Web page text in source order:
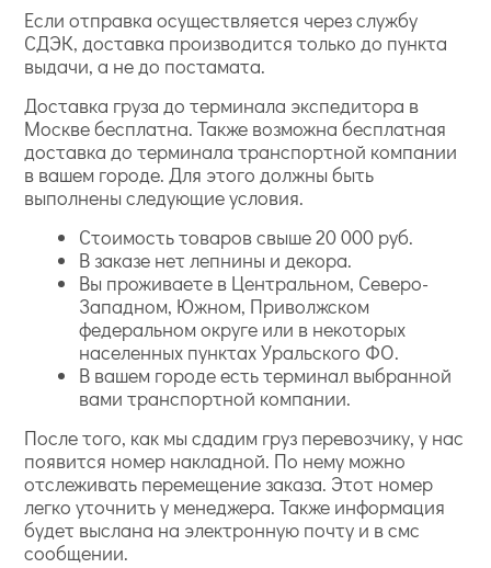
Если отправка осуществляется через службу
СДЭК, доставка производится только до пункта
выдачи, а не до постамата.
Доставка груза до терминала экспедитора в
Москве бесплатна. Также возможна бесплатная
доставка до терминала транспортной компании
в вашем городе. Для этого должны быть
выполнены следующие условия.
Стоимость товаров свыше 20 000 руб.
В заказе нет лепнины и декора.
Вы проживаете в Центральном, Северо-
Западном, Южном, Приволжском
федеральном округе или в некоторых
населенных пунктах Уральского ФО.
В вашем городе есть терминал выбранной
вами транспортной компании.
После того, как мы сдадим груз перевозчику, у нас
появится номер накладной. По нему можно
отслеживать перемещение заказа. Этот номер
легко уточнить у менеджера. Также информация
будет выслана на электронную почту и в смс
сообщении.